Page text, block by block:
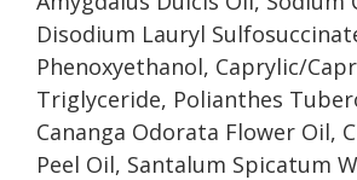
Disodium Lauryl
Phenoxyethanol, Caprylic/
Triglyceride, Polianthes
Cananga Odorata Flower Oil,
Peel Oil, Santalum Spicatum